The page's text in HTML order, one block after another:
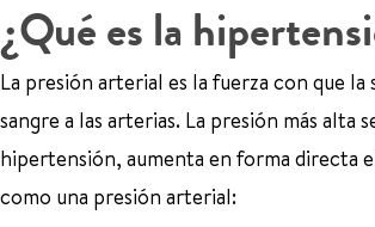
¿Qué es la
La presión arterial es la fuerza con que
sangre a las arterias. La presión más
hipertensión, aumenta en forma directa
como una presión arterial: